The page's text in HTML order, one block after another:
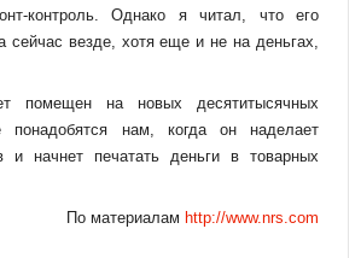
контроль. Однако я читал, что его
сейчас везде, хотя еще и не на деньгах,
помещен на новых десятитысячных
понадобятся нам, когда он наделает
и начнет печатать деньги в товарных
По материалам http://www.nrs.com